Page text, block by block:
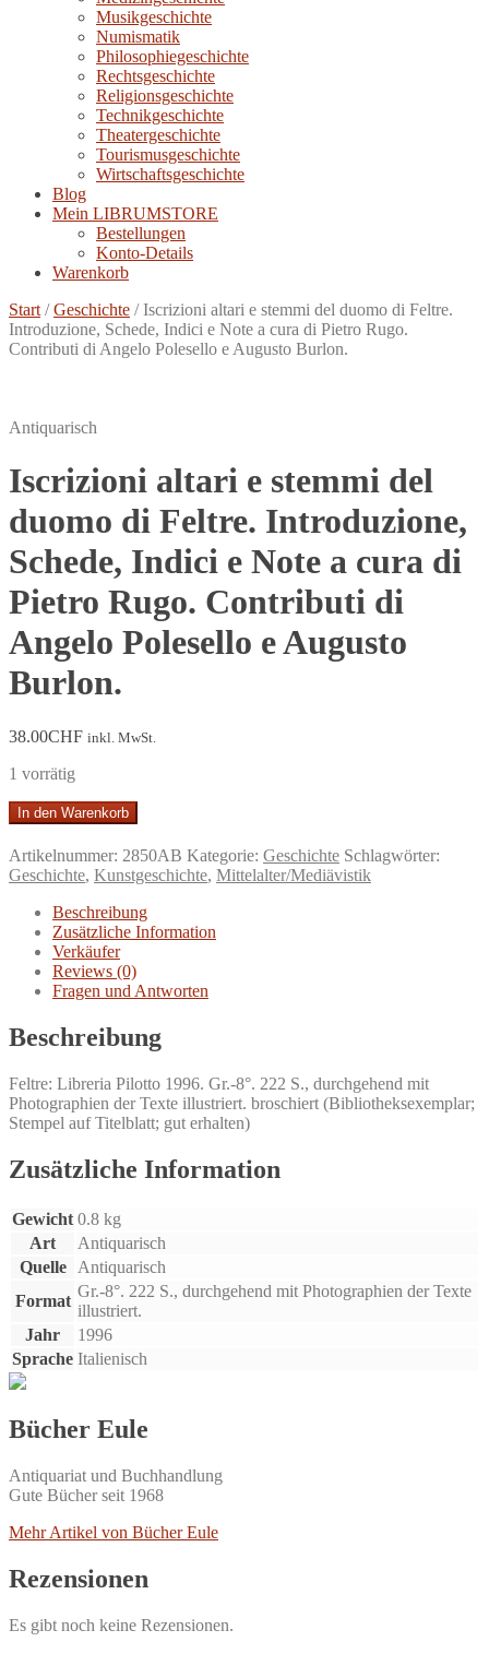
Musikgeschichte
Numismatik
Philosophiegeschichte
Rechtsgeschichte
Religionsgeschichte
Technikgeschichte
Theatergeschichte
Tourismusgeschichte
Wirtschaftsgeschichte
Blog
Mein LIBRUMSTORE
Bestellungen
Konto-Details
Warenkorb
Start /Geschichte /Iscrizioni altari e stemmi del duomo di Feltre.
Introduzione, Schede, Indici e Note a cura di Pietro Rugo.
Contributi di Angelo Polesello e Augusto Burlon.
Antiquarisch
Iscrizioni altari e stemmi del
duomo di Feltre. Introduzione,
Schede, Indici e Note a cura di
Pietro Rugo. Contributi di
Angelo Polesello e Augusto
Burlon.
38.00CHF inkl. MwSt.
1 vorrätig
Iscrizioni
altari
e
stemmi
del
duomo
Feltre.
Introduzione,
Schede,
e
Note
cura
di
Pietro
Contributi
di
Polesello
Augusto
Burlon.
Menge
In den Warenkorb
Artikelnummer: 2850AB Kategorie: Geschichte Schlagwörter:
Geschichte, Kunstgeschichte, Mittelalter/Mediävistik
Beschreibung
Zusätzliche Information
Verkäufer
Reviews (0)
Fragen und Antworten
Beschreibung
Feltre: Libreria Pilotto 1996. Gr.-8°. 222 S., durchgehend mit
Photographien der Texte illustriert. broschiert (Bibliotheksexemplar;
Stempel auf Titelblatt; gut erhalten)
Zusätzliche Information
Gewicht 0.8 kg
Art
Antiquarisch
Quelle
Antiquarisch
Format
Gr.-8°. 222 S., durchgehend mit Photographien der Texte
illustriert.
Jahr
1996
Sprache Italienisch
Bücher Eule
Antiquariat und Buchhandlung
Gute Bücher seit 1968
Mehr Artikel von Bücher Eule
Rezensionen
Es gibt noch keine Rezensionen.